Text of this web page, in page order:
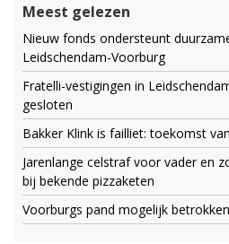
Meest gelezen
Nieuw fonds ondersteunt
Leidschendam-Voorburg
Fratelli-vestigingen in
gesloten
Bakker Klink is failliet: toekomst
Jarenlange celstraf voor vader en
bij bekende pizzaketen
Voorburgs pand mogelijk